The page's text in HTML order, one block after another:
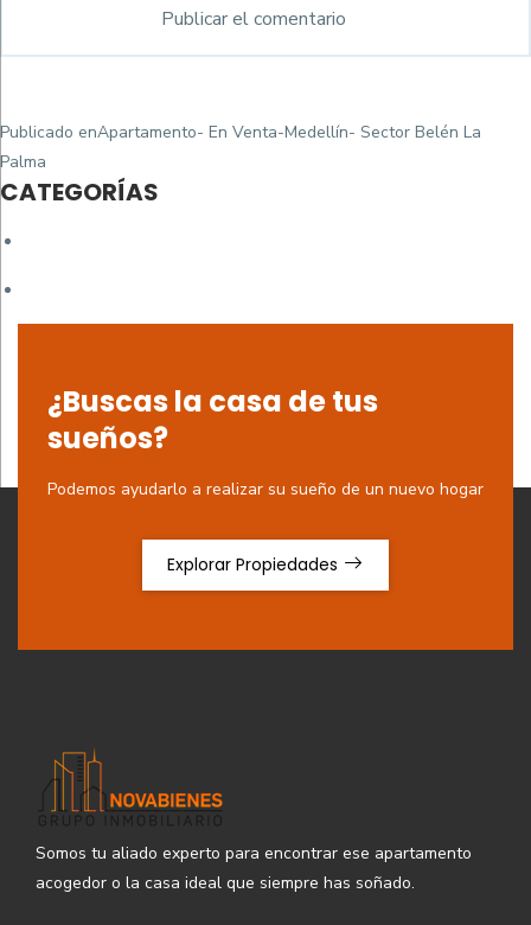
Navegación
de
entradas
Publicado enApartamento- En Venta-Medellín- Sector Belén La
Palma
CATEGORÍAS
¿Buscas la casa de tus
sueños?
Podemos ayudarlo a realizar su sueño de un nuevo hogar
Explorar Propiedades
Somos tu aliado experto para encontrar ese apartamento
acogedor o la casa ideal que siempre has soñado.